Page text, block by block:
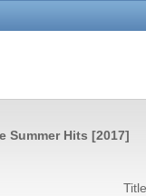
Summer Hits [2017]